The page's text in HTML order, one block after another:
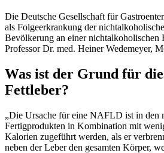
Die Deutsche Gesellschaft für
als Folgeerkrankung der
Bevölkerung an einer nichtalkoholischen
Professor Dr. med. Heiner Wedemeyer,
Was ist der Grund für
Fettleber?
„Die Ursache für eine NAFLD ist in den
Fertigprodukten in Kombination mit
Kalorien zugeführt werden, als er
neben der Leber den gesamten Körper,